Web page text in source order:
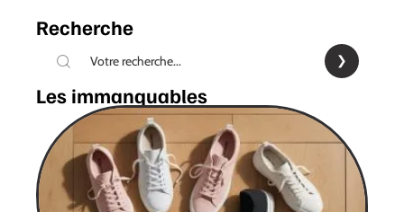
Recherche
Les immanquables